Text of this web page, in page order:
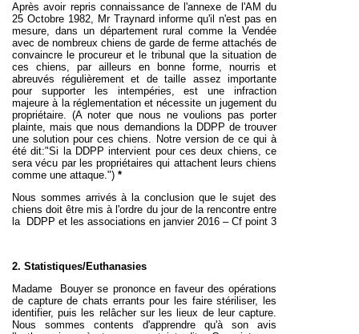
Après avoir repris connaissance de l'annexe de l'AM du
25 Octobre 1982, Mr Traynard informe qu'il n'est pas en
mesure, dans un département rural comme la Vendée
avec de nombreux chiens de garde de ferme attachés de
convaincre le procureur et le tribunal que la situation de
ces chiens, par ailleurs en bonne forme, nourris et
abreuvés régulièrement et de taille assez importante
pour supporter les intempéries, est une infraction
majeure à la réglementation et nécessite un jugement du
propriétaire. (A noter que nous ne voulions pas porter
plainte, mais que nous demandions la DDPP de trouver
une solution pour ces chiens. Notre version de ce qui à
été dit:"Si la DDPP intervient pour ces deux chiens, ce
sera vécu par les propriétaires qui attachent leurs chiens
comme une attaque.") *
Nous sommes arrivés à la conclusion que le sujet des
chiens doit être mis à l'ordre du jour de la rencontre entre
la DDPP et les associations en janvier 2016 – Cf point 3
2. Statistiques/Euthanasies
Madame Bouyer se prononce en faveur des opérations
de capture de chats errants pour les faire stériliser, les
identifier, puis les relâcher sur les lieux de leur capture.
Nous sommes contents d'apprendre qu'à son avis